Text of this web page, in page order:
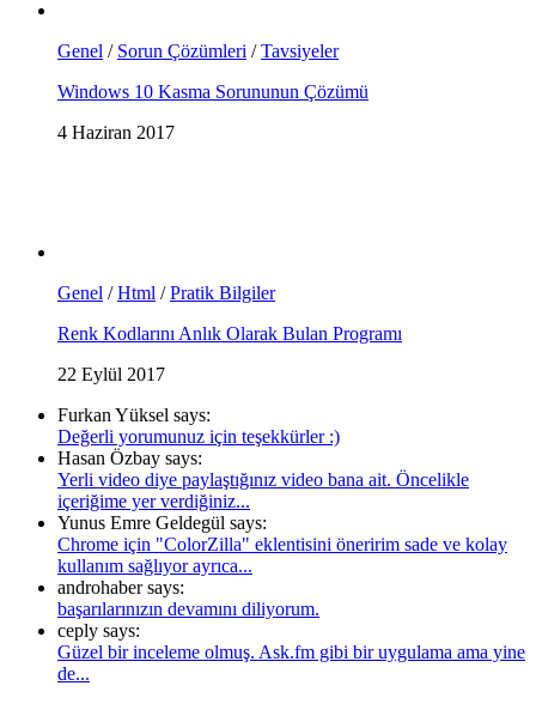
Genel / Sorun Çözümleri /Tavsiyeler
Windows 10 Kasma Sorununun Çözümü
4 Haziran 2017
Genel /Html /Pratik Bilgiler
Renk Kodlarını Anlık Olarak Bulan Programı
22 Eylül 2017
Furkan Yüksel says:
Değerli yorumunuz için teşekkürler :)
Hasan Özbay says:
Yerli video diye paylaştığınız video bana ait. Öncelikle
içeriğime yer verdiğiniz...
Yunus Emre Geldegül says:
Chrome için "ColorZilla" eklentisini öneririm sade ve kolay
kullanım sağlıyor ayrıca...
androhaber says:
başarılarınızın devamını diliyorum.
ceply says:
Güzel bir inceleme olmuş. Ask.fm gibi bir uygulama ama yine
de...